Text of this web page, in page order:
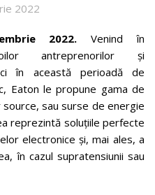
2022
2022. Venind în
antreprenorilor și
în această perioadă de
Eaton le propune gama de
sau surse de energie
reprezintă soluțiile perfecte
electronice și, mai ales, a
în cazul supratensiunii sau